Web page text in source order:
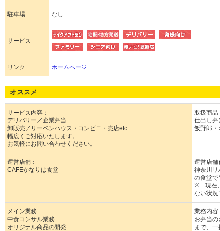
駐車場 なし
サービス
リンク ホームページ
オススメ
サービス内容：
デリバリー／企業弁当
卸販売／リーベンハウス・コンビニ・売店etc
幅広くご対応いたします。
お気軽にお問い合わせください。
取扱商品
仕出し弁
飯野郎・
運営店舗：
CAFEかなりは食堂
運営店舗
神奈川リ
の食堂で
※ 現在、
ない状況
メイン業務
中食コンサル業務
オリジナル商品の開発
業務内容
お弁当の
まで、